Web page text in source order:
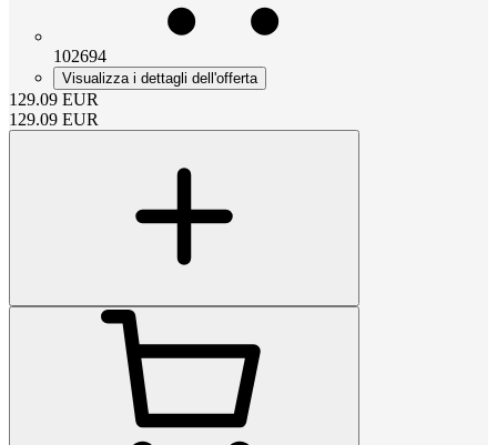
102694
Visualizza i dettagli dell'offerta
129.09 EUR
129.09 EUR